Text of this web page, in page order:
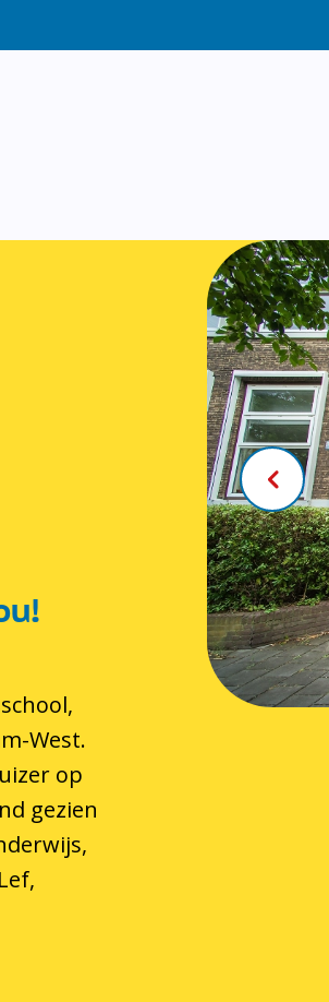
West.
op
gezien